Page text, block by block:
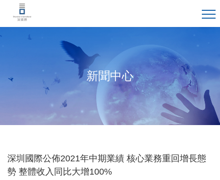
新聞中心
深圳國際公佈2021年中期業績 核心業務重回增長態
勢 整體收入同比大增100%